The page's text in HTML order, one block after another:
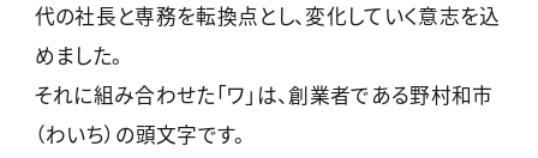
代の社長と専務を転換点とし、変化していく意志を込
めました。
それに組み合わせた「ワ」は、創業者である野村和市
（わいち）の頭文字です。